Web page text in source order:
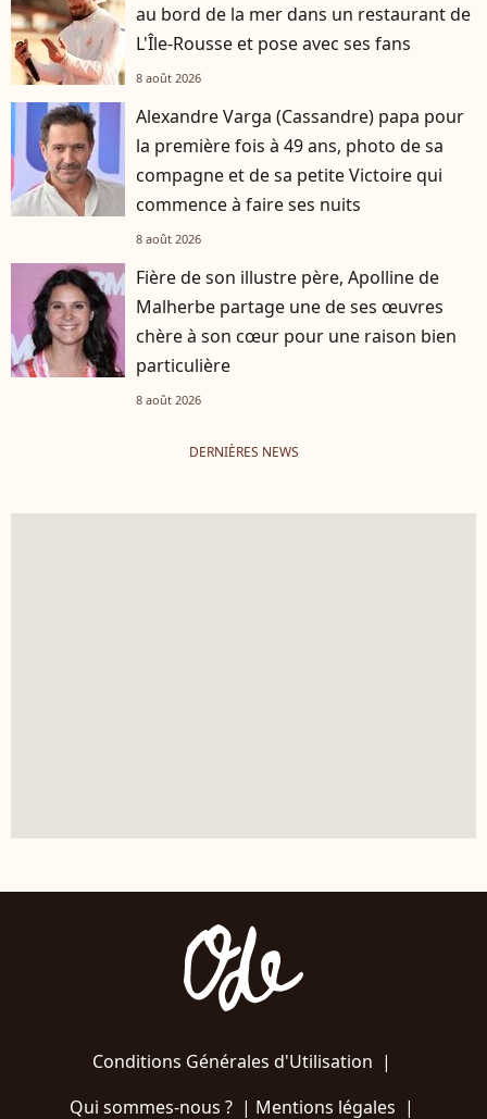
au bord de la mer dans un restaurant de
L'Île-Rousse et pose avec ses fans
8 août 2026
Alexandre Varga (Cassandre) papa pour
la première fois à 49 ans, photo de sa
compagne et de sa petite Victoire qui
commence à faire ses nuits
8 août 2026
Fière de son illustre père, Apolline de
Malherbe partage une de ses œuvres
chère à son cœur pour une raison bien
particulière
8 août 2026
DERNIÈRES NEWS
Conditions Générales d'Utilisation |
Qui sommes-nous ?| Mentions légales |